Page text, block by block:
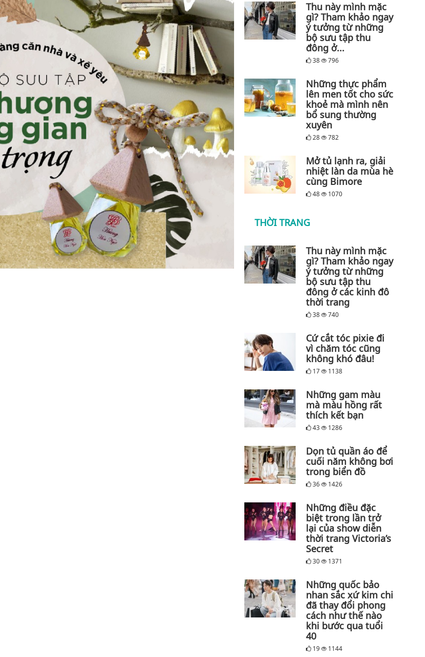
Thu này mình mặc
gì? Tham khảo ngay
ý tưởng từ những
bộ sưu tập thu
đông ở...
38 796
Những thực phẩm
lên men tốt cho sức
khoẻ mà mình nên
bổ sung thường
xuyên
28 782
Mở tủ lạnh ra, giải
nhiệt làn da mùa hè
cùng Bimore
48 1070
THỜI TRANG
Thu này mình mặc
gì? Tham khảo ngay
ý tưởng từ những
bộ sưu tập thu
đông ở các kinh đô
thời trang
38 740
Cứ cắt tóc pixie đi
vì chăm tóc cũng
không khó đâu!
17 1138
Những gam màu
mà màu hồng rất
thích kết bạn
43 1286
Dọn tủ quần áo để
cuối năm không bơi
trong biển đồ
36 1426
Những điều đặc
biệt trong lần trở
lại của show diễn
thời trang Victoria’s
Secret
30 1371
Những quốc bảo
nhan sắc xứ kim chi
đã thay đổi phong
cách như thế nào
khi bước qua tuổi
40
19 1144